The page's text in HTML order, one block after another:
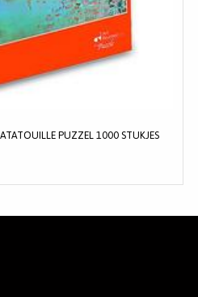
PUZZEL 1000 STUKJES